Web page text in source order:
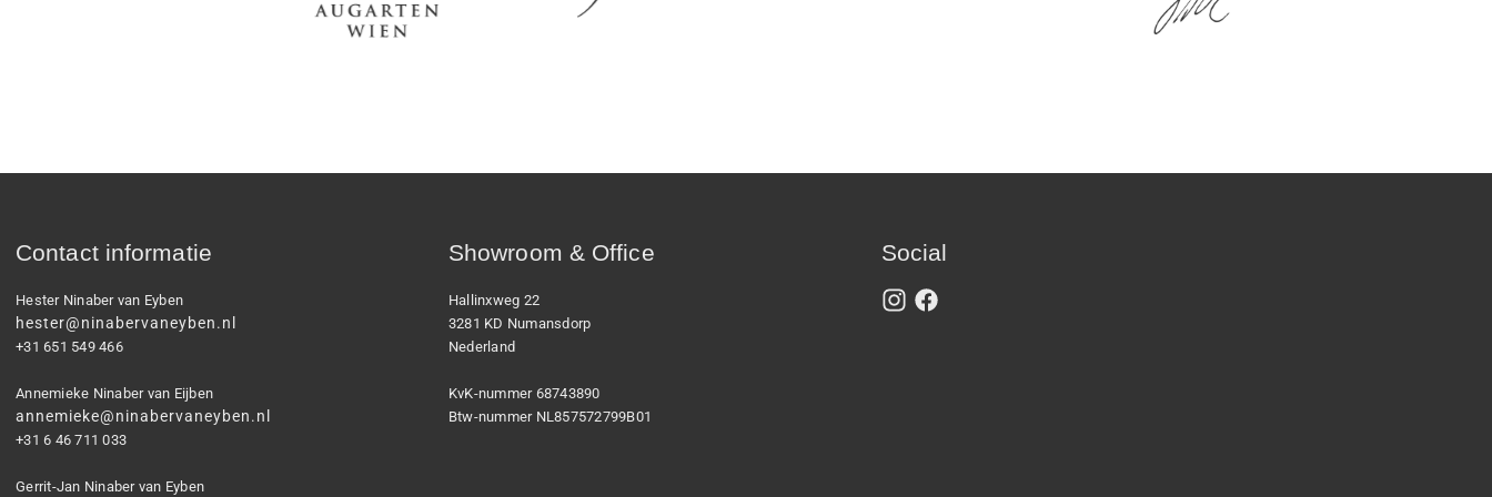
Contact informatie
Hester Ninaber van Eyben
hester@ninabervaneyben.nl
+31 651 549 466
Annemieke Ninaber van Eijben
annemieke@ninabervaneyben.nl
+31 6 46 711 033
Gerrit-Jan Ninaber van Eyben
Showroom & Office
Hallinxweg 22
3281 KD Numansdorp
Nederland
KvK-nummer 68743890
Btw-nummer NL857572799B01
Social